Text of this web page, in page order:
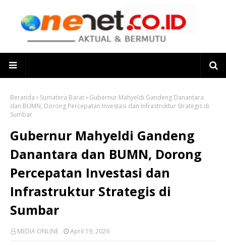
Beranda Sumatera Barat
Gubernur Mahyeldi Gandeng Danantara
dan BUMN, Dorong Percepatan Investasi dan Infrastruktur Strategis di
Sumbar
Gubernur Mahyeldi Gandeng
Danantara dan BUMN, Dorong
Percepatan Investasi dan
Infrastruktur Strategis di
Sumbar
MEDIA ONLINE April 19, 2026